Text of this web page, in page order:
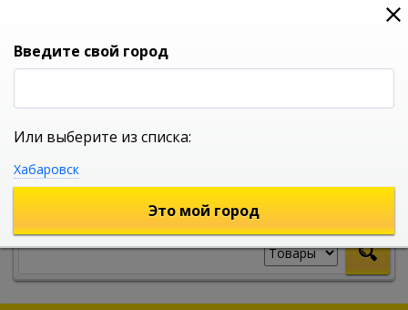
0
УНИВЕРСАЛЬНЫЙ ИНТЕРНЕТ МАГАЗИН
Введите свой город
Или выберите из списка:
Хабаровск
Это мой город